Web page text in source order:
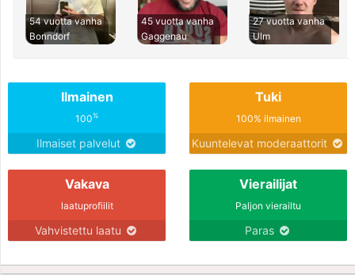
54 vuotta vanha
Bonndorf
45 vuotta vanha
Gaggenau
27 vuotta vanha
Ulm
Ilmainen
100%
Ilmaiset palvelut
Tuki
100% ilmainen
Kuuntelevat moderaattorit
Vakava
laatuprofiilit
Vahvistettu laatu
Vierailijat
Paljon vierailtu
Paras